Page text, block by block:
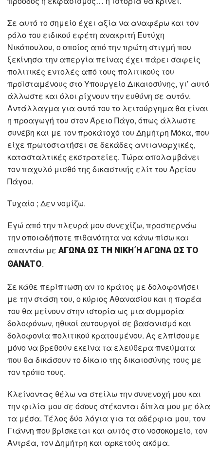
Σε αυτό το σημείο έχει αξία να αναφέρω και τον
ρόλο του ειδικού εφέτη ανακριτή Ευτύχη
Νικόπουλου, ο οποίος από την πρώτη στιγμή που
ξεκίνησα την απεργία πείνας έχει πάρει σαφείς
πολιτικές εντολές από τους πολιτικούς του
προϊσταμένους στο Υπουργείο Δικαιοσύνης, γι’ αυτό
άλλωστε και όλοι ρίχνουν την ευθύνη σε αυτόν.
Αντάλλαγμα για αυτό του το λειτούργημα θα είναι
η προαγωγή του στον Άρειο Πάγο, όπως άλλωστε
συνέβη και με τον προκάτοχό του Δημήτρη Μόκα, που
είχε πρωτοστατήσει σε δεκάδες αντιαναρχικές,
κατασταλτικές εκστρατείες. Τώρα απολαμβάνει
τον παχυλό μισθό της δικαστικής ελίτ του Αρείου
Πάγου.
Τυχαίο ; Δεν νομίζω.
Εγώ από την πλευρά μου συνεχίζω, προσπερνάω
την οποιαδήποτε πιθανότητα να κάνω πίσω και
απαντάω με ΑΓΩΝΑ ΩΣ ΤΗ ΝΙΚΗ Ή ΑΓΩΝΑ ΩΣ ΤΟ
ΘΑΝΑΤΟ.
Σε κάθε περίπτωση αν το κράτος με δολοφονήσει
με την στάση του, ο κύριος Αθανασίου και η παρέα
του θα μείνουν στην ιστορία ως μια συμμορία
δολοφόνων, ηθικοί αυτουργοί σε βασανισμό και
δολοφονία πολιτικού κρατουμένου. Ας ελπίσουμε
μόνο να βρεθούν εκείνα τα ελεύθερα πνεύματα
που θα δικάσουν το δίκαιο της δικαιοσύνης τους με
τον τρόπο τους.
Κλείνοντας θέλω να στείλω την συνενοχή μου και
την φιλία μου σε όσους στέκονται δίπλα μου με όλα
τα μέσα. Τέλος δύο λόγια για τα αδέρφια μου, τον
Γιάννη που βρίσκεται και αυτός στο νοσοκομείο, τον
Αντρέα, τον Δημήτρη και αρκετούς ακόμα.